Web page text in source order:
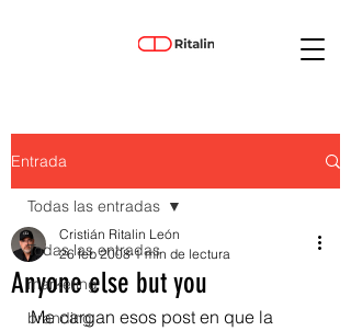
Entrada
Todas las entradas
marketing
branding
Todas las entradas
Anyone else but you
Cristián Ritalin León
26 feb 2008 1 min de lectura
Me cargan esos post en que la